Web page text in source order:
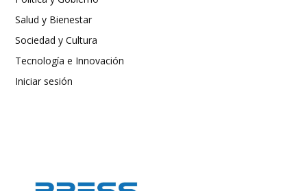
Salud y Bienestar
Sociedad y Cultura
Tecnología e Innovación
Iniciar sesión